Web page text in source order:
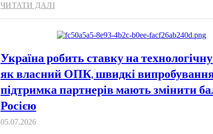
ЧИТАТИ ДАЛІ
Україна робить ставку на
як власний ОПК, швидкі
підтримка партнерів мають змінити
Росією
05.07.2026